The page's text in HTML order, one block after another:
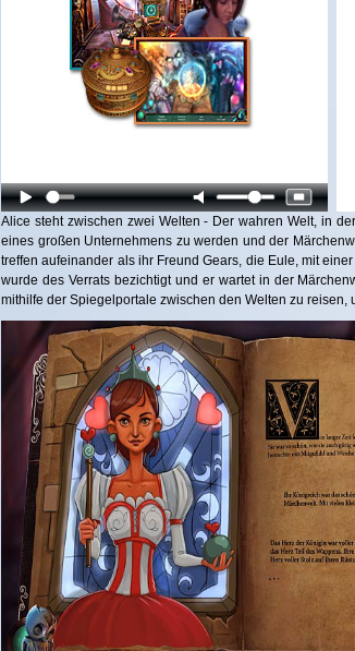
Alice steht zwischen zwei Welten - Der wahren Welt, in
eines großen Unternehmens zu werden und der
treffen aufeinander als ihr Freund Gears, die Eule, mit
wurde des Verrats bezichtigt und er wartet in der
mithilfe der Spiegelportale zwischen den Welten zu reisen,